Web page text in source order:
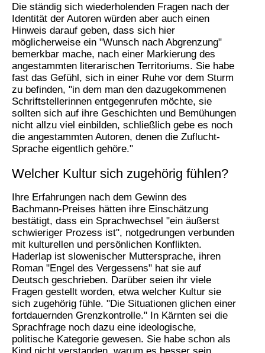
Die ständig sich wiederholenden Fragen nach der
Identität der Autoren würden aber auch einen
Hinweis darauf geben, dass sich hier
möglicherweise ein "Wunsch nach Abgrenzung"
bemerkbar mache, nach einer Markierung des
angestammten literarischen Territoriums. Sie habe
fast das Gefühl, sich in einer Ruhe vor dem Sturm
zu befinden, "in dem man den dazugekommenen
Schriftstellerinnen entgegenrufen möchte, sie
sollten sich auf ihre Geschichten und Bemühungen
nicht allzu viel einbilden, schließlich gebe es noch
die angestammten Autoren, denen die Zuflucht-
Sprache eigentlich gehöre."
Welcher Kultur sich zugehörig fühlen?
Ihre Erfahrungen nach dem Gewinn des
Bachmann-Preises hätten ihre Einschätzung
bestätigt, dass ein Sprachwechsel "ein äußerst
schwieriger Prozess ist", notgedrungen verbunden
mit kulturellen und persönlichen Konflikten.
Haderlap ist slowenischer Muttersprache, ihren
Roman "Engel des Vergessens" hat sie auf
Deutsch geschrieben. Darüber seien ihr viele
Fragen gestellt worden, etwa welcher Kultur sie
sich zugehörig fühle. "Die Situationen glichen einer
fortdauernden Grenzkontrolle." In Kärnten sei die
Sprachfrage noch dazu eine ideologische,
politische Kategorie gewesen. Sie habe schon als